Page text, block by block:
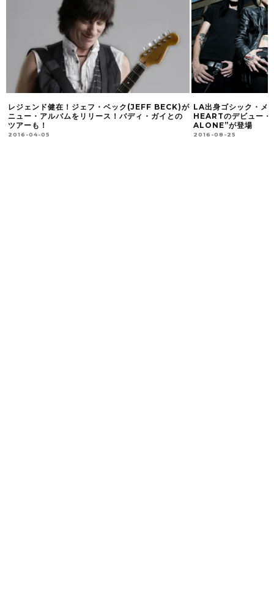
が
の
LA出身ゴシック・メタルの新星STITCHED UP
HEARTのデビュー・アルバム”NEVER
ALONE”が登場
2016-08-25
来日を控えた
が完成間近！
2016-03-12